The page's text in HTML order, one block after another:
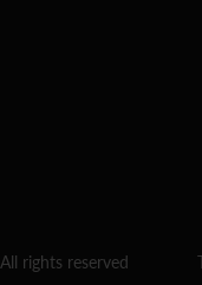
rights reserved